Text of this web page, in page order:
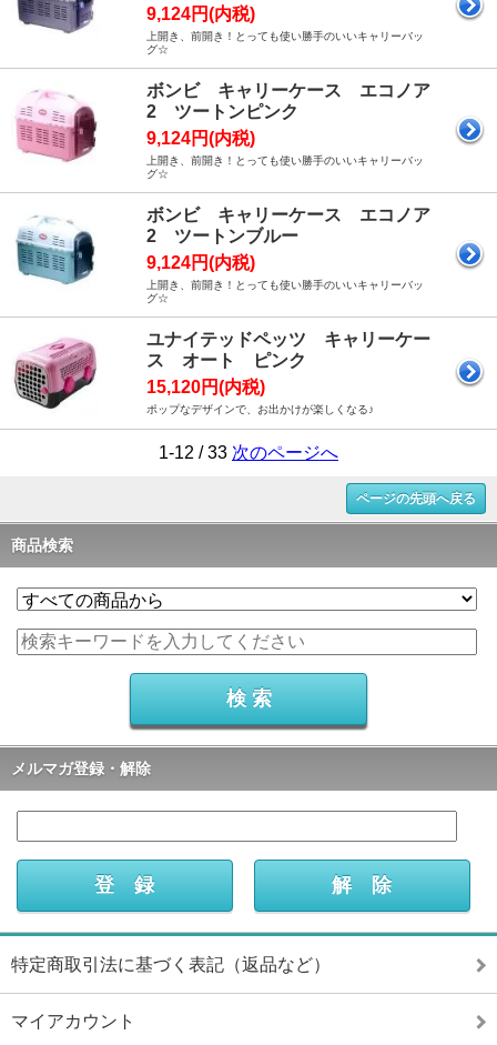
9,124円(内税)
上開き、前開き！とっても使い勝手のいいキャリーバッ
グ☆
ボンビ キャリーケース エコノア
2 ツートンピンク
9,124円(内税)
上開き、前開き！とっても使い勝手のいいキャリーバッ
グ☆
ボンビ キャリーケース エコノア
2 ツートンブルー
9,124円(内税)
上開き、前開き！とっても使い勝手のいいキャリーバッ
グ☆
ユナイテッドペッツ キャリーケー
ス オート ピンク
15,120円(内税)
ポップなデザインで、お出かけが楽しくなる♪
1-12 / 33 次のページへ
ページの先頭へ戻る
商品検索
メルマガ登録・解除
特定商取引法に基づく表記（返品など）
マイアカウント